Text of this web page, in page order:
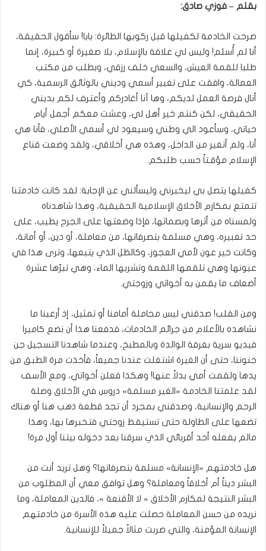
بقلم – فوزي صادق:
صرحت الخادمة لكفيلها قبل ركوبها الطائرة: بابا! سأقول الحقيقة،
أنا لم أُسلم! وليس لي علاقة بالإسلام، بلا صغيرة أو كبيرة، إنما
طلبا للقمة العيش، والسعي خلف رزقي، وبطلب من مكتب
العمالة، وافقت على تغيير أسمي وديني بالوثائق الرسمية، كي
أنال فرصة العمل لديكم، وها آنا أغادركم وأعترف لكم بديني
الحقيقي، لكن كنتم خير أهل لي، وعشت معكم أجمل أيام
حياتي، وسأعود الي وطني وسيعود لي أسمي الأصلي، فأنا هي
أنا، ولم أتغير من الداخل، وهذه هي أخلاقي، ولقد وضعت قناع
الإسلام مؤقـتاً حسب طلبكم.
كفيلها يتصل بي ليخبرني وليسألني عن الإجابة: لقد كانت خادمتنا
تتمتع بمكارم الأخلاق الإسلامية الحقيقية، وهذا شاهدناه
ولمسناه من أثرها وبصماتها، فإذا وضعتها على الجرح يطيب، على
حد تعبيره، وهي مسلمة بتصرفاتها، من معاملة، أو دين، أو أمانة،
وكانت خير عون لأمي العجوز، وكالظل الذي يتبعها، وترى هذا في
عيونها وهي تلقمها اللقمة وتشربها الماء، وهي تبرّها عشرة
أضعاف ما يقمن به أخواتي وزوجتي.
ومن القلب! صدقني ليس مجاملة أمامنا أو تمثيل، إذ أرعبنا ما
نشاهده بالأعلام من جرائم الخادمات، فدفعنا هذا أن نضع كاميرا
فيديو سرية بغرفة الوالدة وبالمطبخ، وعندما شاهدنا التسجيل جن
جنوننا، حتى أن الغيرة اشتغلت عندنا جميعاً، فأخذت مرة الطبق من
يدها ولقمت أمي بدلاً عنها! وهكذا فعلن أخواتي، ومع الأسف
لقد علمتنا الخادمة «الغير مسلمة» دروس في الأخلاق وصلة
الرحم والإنسانية، وصدقني بمجرد أن تجد قطعة ذهب هنا أو هناك
تضعها على الطاولة حتى تستيقظ زوجتي فتخبرها بها، وهذا
مالم يفعله أحد أقربائي الذي سرقنا بعد دخوله بيتنا أول مرة!
هل خادمتهم «الإنسانة» مسلمة بتصرفاتها؟ وهل تريد أنت من
البشر ديناً أم أخلاقاً ومعاملة؟ وهل توافق معي أن المطلوب من
البشر النتيجة لمكارم الأخلاق « لا الأقنعة »، فالدين المعاملة، وما
نريده من حسن المعاملة حصلت عليه هذه الأسرة من خادمتهم
الإنسانة المؤمنة، والتي ضربت مثالاً جميلاً للإنسانية.